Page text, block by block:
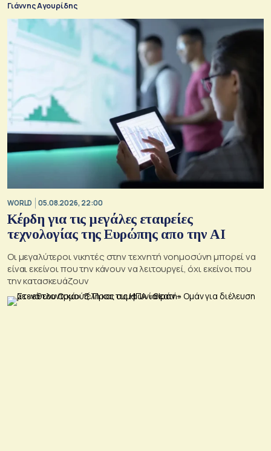
Γιάννης Αγουρίδης
WORLD 05.08.2026, 22:00
Κέρδη για τις μεγάλες εταιρείες
τεχνολογίας της Ευρώπης απο την AI
Οι μεγαλύτεροι νικητές στην τεχνητή νοημοσύνη μπορεί να
είναι εκείνοι που την κάνουν να λειτουργεί, όχι εκείνοι που
την κατασκευάζουν